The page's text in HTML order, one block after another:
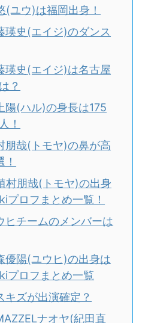
(ユウ)は福岡出身！
瑛史(エイジ)のダンス
瑛史(エイジ)は名古屋
？
陽(ハル)の身長は175
！
朋哉(トモヤ)の鼻が高
村朋哉(トモヤ)の出身
プロフまとめ一覧！
ヒチームのメンバーは
優陽(ユウヒ)の出身は
プロフまとめ一覧
キズが出演確定？
ナオヤ(紀田直